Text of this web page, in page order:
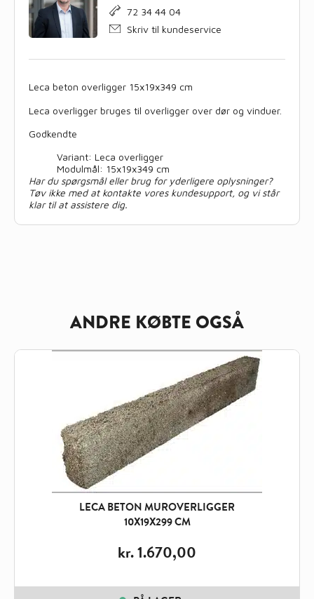
72 34 44 04
Skriv til kundeservice
Leca beton overligger 15x19x349 cm
Leca overligger bruges til overligger over dør og vinduer.
Godkendte
Variant: Leca overligger
Modulmål: 15x19x349 cm
Har du spørgsmål eller brug for yderligere oplysninger?
Tøv ikke med at kontakte vores kundesupport, og vi står
klar til at assistere dig.
ANDRE KØBTE OGSÅ
LECA BETON MUROVERLIGGER
10X19X299 CM
kr.1.670,00